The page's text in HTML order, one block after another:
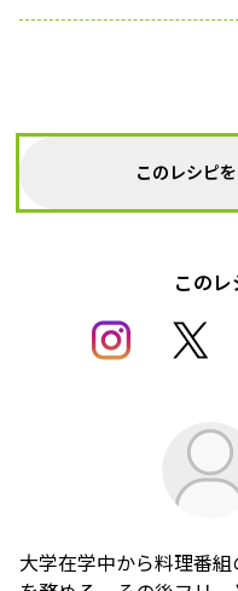
このレシピ
この
大学在学中から料理番